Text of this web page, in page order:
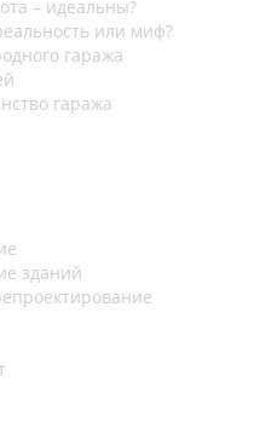
– идеальны?
или миф?
гаража
гаража
зданий